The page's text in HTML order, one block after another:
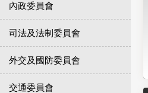
內政委員會
司法及法制委員會
外交及國防委員會
交通委員會